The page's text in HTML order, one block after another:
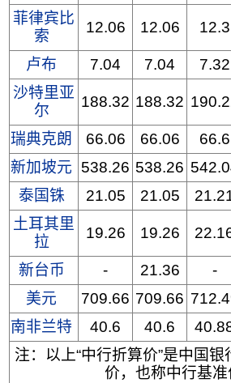
菲律宾比
索
12.06 12.06 12.3
卢布 7.04 7.04 7.32
沙特里亚
尔
188.32 188.32
瑞典克朗 66.06 66.06 66.6
新加坡元
538.26 538.26
泰国铢
21.05 21.05
土耳其里
拉
19.26 19.26
新台币 - 21.36 -
美元
709.66 709.66
南非兰特
40.6 40.6
注：以上“中行折算价”是中国银
价，也称中行基准